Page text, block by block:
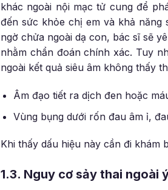
khác ngoài nội mạc tử cung để
đến sức khỏe chị em và khả năng
ngờ chửa ngoài dạ con, bác sĩ sẽ
nhằm chẩn đoán chính xác. Tuy
ngoài kết quả siêu âm không thấy
Âm đạo tiết ra dịch đen hoặc
Vùng bụng dưới rốn đau âm ỉ,
Khi thấy dấu hiệu này cần đi khám
1.3. Nguy cơ sảy thai ngoài